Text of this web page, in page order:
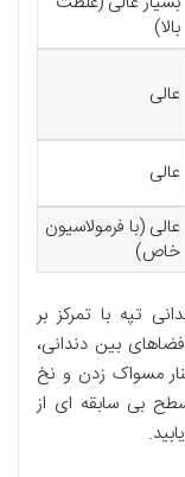
بالا)
عالی
عالی
عالی (با فرمولاسیون
خاص)
تپه با تمرکز بر
بین دندانی،
مسواک زدن و نخ
بی سابقه ای از